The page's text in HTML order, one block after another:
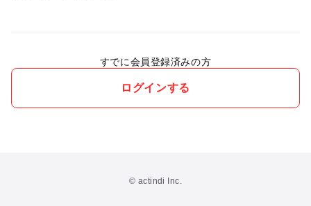
すでに会員登録済みの方
ログインする
© actindi Inc.